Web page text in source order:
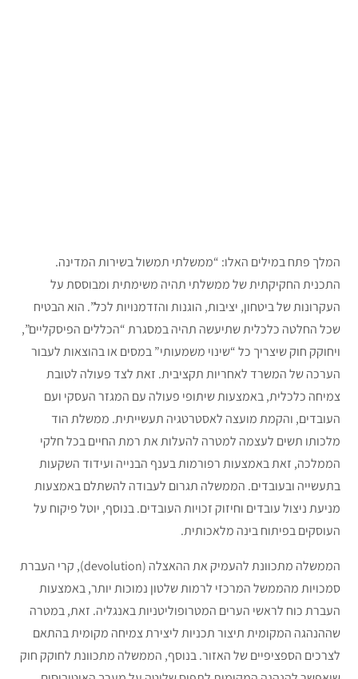
המלך פתח במילים האלו: “ממשלתי תמשול בשירות המדינה.
התכנית החקיקתית של ממשלתי תהיה משימתית ומבוססת על
העקרונות של ביטחון, יציבות, הוגנות והזדמנויות לכל”. הוא הבטיח
שכל החלטה כלכלית שתיעשה תהיה במסגרת “הכללים הפיסקליים”,
ויחוקק חוק שיצריך כל “שינוי משמעותי” במסים או בהוצאות לעבור
הערכה של המשרד לאחריות תקציבית. זאת לצד פעולה לטובת
צמיחה כלכלית, באמצעות שיתופי פעולה עם המגזר העסקי ועם
העובדים, והקמת מועצה לאסטרטגיה תעשייתית. ממשלת הוד
מלכותו תשים לעצמה למטרה להעלות את רמת החיים בכל חלקי
הממלכה, זאת באמצעות רפורמות בענף הבנייה ועידוד השקעות
בתעשייה ובעובדים. הממשלה תגרום לעבודה להשתלם באמצעות
מניעת ניצול עובדים וחיזוק זכויות העובדים. בנוסף, יוטל פיקוח על
העוסקים בפיתוח בינה מלאכותית.
הממשלה מתכוונת להעמיק את ההאצלה (devolution), קרי העברת
סמכויות מהממשל המרכזי לרמות שלטון נמוכות יותר, באמצעות
העברת כוח לראשי הערים המטרופוליטניות באנגליה. זאת, במטרה
שההנהגה המקומית תיצור תכניות ליצירת צמיחה מקומית בהתאם
לצרכים הספציפיים של האזור. בנוסף, הממשלה מתכוונת לחוקק חוק